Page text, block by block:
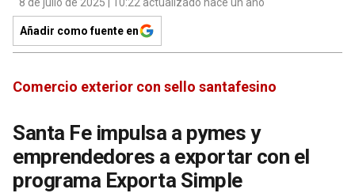
Añadir como fuente en
Comercio exterior con sello santafesino
Santa Fe impulsa a pymes y
emprendedores a exportar con el
programa Exporta Simple